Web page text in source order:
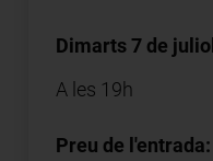
Dimarts 7 de
A les 19h
Preu de